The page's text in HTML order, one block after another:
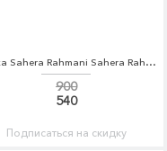
Шапка Sahera Rahmani Sahera Rahmani MP002XW1AV5Z
900
540
Подписаться на скидку